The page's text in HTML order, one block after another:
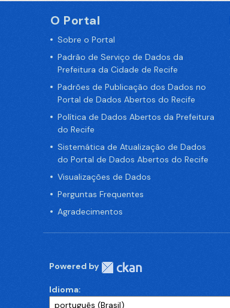
O Portal
Sobre o Portal
Padrão de Serviço de Dados da
Prefeitura da Cidade de Recife
Padrões de Publicação dos Dados no
Portal de Dados Abertos do Recife
Política de Dados Abertos da Prefeitura
do Recife
Sistemática de Atualização de Dados
do Portal de Dados Abertos do Recife
Visualizações de Dados
Perguntas Frequentes
Agradecimentos
Powered by
Idioma